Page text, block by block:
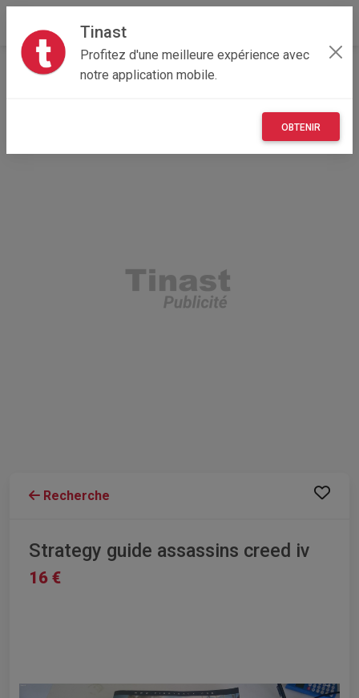
Tinast
Profitez d'une meilleure expérience avec
notre application mobile.
OBTENIR
Accueil Loisirs Grand Est
10 - Aube
Recherche
Strategy guide assassins creed iv
16 €